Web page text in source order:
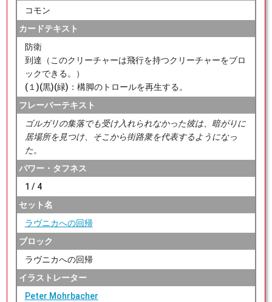
コモン
カードテキスト
防衛
到達（このクリーチャーは飛行を持つクリーチャーをブロ
ックできる。）
(１)(黒)(緑)：構脚のトロールを再生する。
フレーバーテキスト
ゴルガリの集落でも受け入れられなかった彼は、暗がりに
居場所を見つけ、そこから街路衆を代表するようになっ
た。
パワー・タフネス
1 / 4
セット名
ラヴニカへの回帰
ブロック
ラヴニカへの回帰
イラストレーター
Peter Mohrbacher